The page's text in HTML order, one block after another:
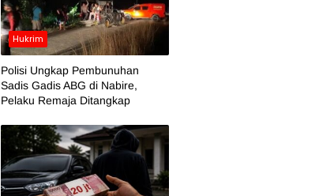
Hukrim
Polisi Ungkap Pembunuhan
Sadis Gadis ABG di Nabire,
Pelaku Remaja Ditangkap